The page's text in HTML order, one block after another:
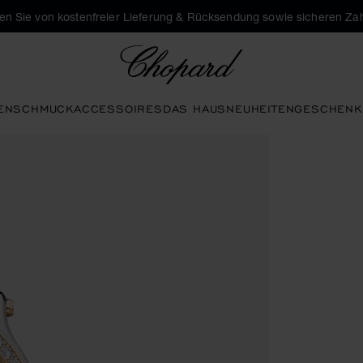
Sie von kostenfreier Lieferung & Rücksendung sowie sicheren
SCHMUCKACCESSOIRESDAS HAUSNEUHEITEN